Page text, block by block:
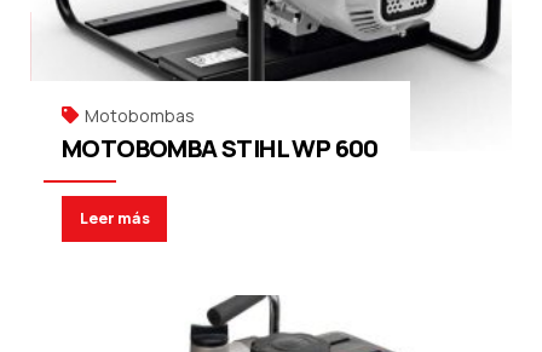
Motobombas
MOTOBOMBA STIHL WP 600
Leer más